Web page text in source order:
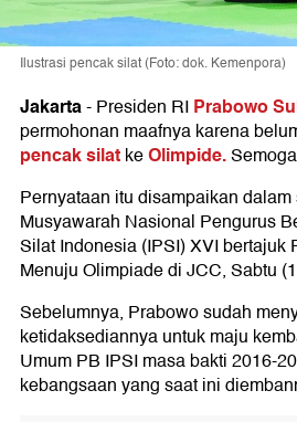
Ilustrasi pencak silat (Foto: dok. Kemenpora)
Jakarta-Presiden RIPrabowo
permohonan maafnya karena
pencak silatkeOlimpide.
Pernyataan itu disampaikan
Musyawarah Nasional Pengurus
Silat Indonesia (IPSI) XVI bertajuk
Menuju Olimpiade di JCC, Sabtu
Sebelumnya, Prabowo sudah
ketidaksediannya untuk maju
Umum PB IPSI masa bakti 2016-
kebangsaan yang saat ini